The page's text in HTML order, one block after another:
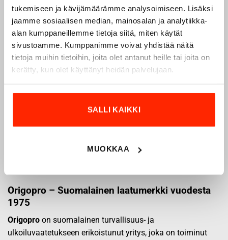
tukemiseen ja kävijämäärämme analysoimiseen. Lisäksi
jaamme sosiaalisen median, mainosalan ja analytiikka-
alan kumppaneillemme tietoja siitä, miten käytät
sivustoamme. Kumppanimme voivat yhdistää näitä
tietoja muihin tietoihin, joita olet antanut heille tai joita on
kerätty, kun olet käyttänyt heidän palvelujaan.
SALLI KAIKKI
MUOKKAA
Origopro – Suomalainen laatumerkki vuodesta
1975
Origopro on suomalainen turvallisuus- ja
ulkoiluvaatetukseen erikoistunut yritys, joka on toiminut